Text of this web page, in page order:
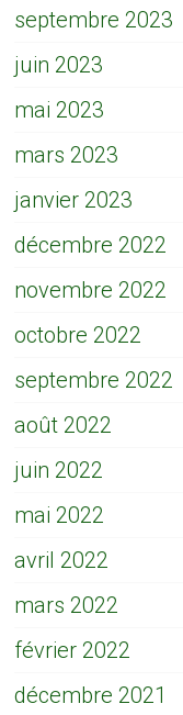
septembre 2023
juin 2023
mai 2023
mars 2023
janvier 2023
décembre 2022
novembre 2022
octobre 2022
septembre 2022
août 2022
juin 2022
mai 2022
avril 2022
mars 2022
février 2022
décembre 2021